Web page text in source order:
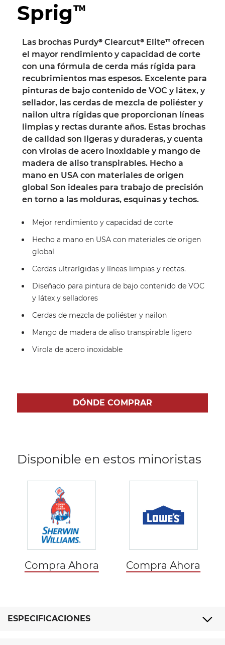
Sprig™
Las brochas Purdy® Clearcut® Elite™ ofrecen
el mayor rendimiento y capacidad de corte
con una fórmula de cerda más rígida para
recubrimientos mas espesos. Excelente para
pinturas de bajo contenido de VOC y látex, y
sellador, las cerdas de mezcla de poliéster y
nailon ultra rígidas que proporcionan líneas
limpias y rectas durante años. Estas brochas
de calidad son ligeras y duraderas, y cuenta
con virolas de acero inoxidable y mango de
madera de aliso transpirables. Hecho a
mano en USA con materiales de origen
global Son ideales para trabajo de precisión
en torno a las molduras, esquinas y techos.
Mejor rendimiento y capacidad de corte
Hecho a mano en USA con materiales de origen
global
Cerdas ultrarígidas y líneas limpias y rectas.
Diseñado para pintura de bajo contenido de VOC
y látex y selladores
Cerdas de mezcla de poliéster y nailon
Mango de madera de aliso transpirable ligero
Virola de acero inoxidable
DÓNDE COMPRAR
Disponible en estos minoristas
Compra Ahora Compra Ahora
ESPECIFICACIONES